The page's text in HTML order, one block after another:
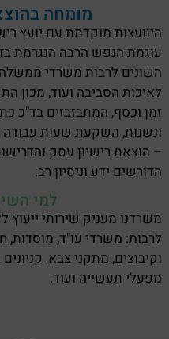
מומחה
היוועצות מוקדמת עם יועץ
עוגמת הנפש הרבה הנגרמת
השונים לרבות משרדי
לאיכות הסביבה ועוד, מכון
זמן וכסף, המתבזבזים בד"כ
ונשנות, השקעת שעות
– הוצאת רישיון עסק
הדורשים ידע וניסיון רב.
למי
משרדנו מעניק שירותי ייעוץ
לרבות: משרדי עו"ד, מוסדות,
וקיבוצים, מתקני צבא,
מפעלי תעשייה ועוד.